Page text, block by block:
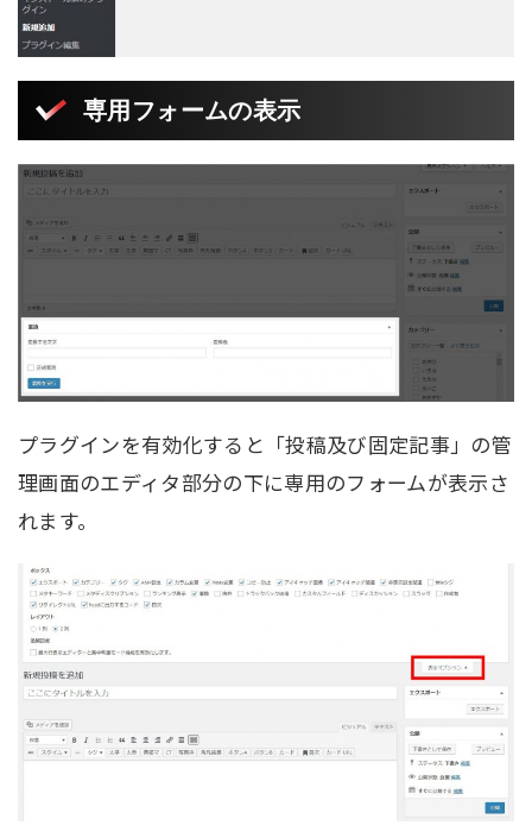
専用フォームの表示
プラグインを有効化すると「投稿及び固定記事」の管
理画面のエディタ部分の下に専用のフォームが表示さ
れます。